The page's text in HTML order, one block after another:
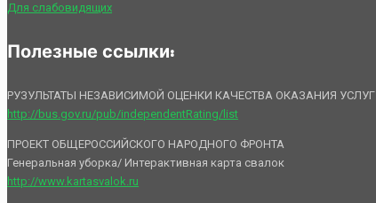
Для слабовидящих
Полезные ссылки:
РУЗУЛЬТАТЫ НЕЗАВИСИМОЙ ОЦЕНКИ КАЧЕСТВА ОКАЗАНИЯ УСЛУГ
http://bus.gov.ru/pub/independentRating/list
ПРОЕКТ ОБЩЕРОССИЙСКОГО НАРОДНОГО ФРОНТА
Генеральная уборка/ Интерактивная карта свалок
http://www.kartasvalok.ru